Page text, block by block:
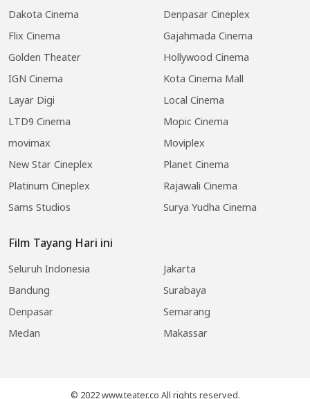
Dakota Cinema
Denpasar Cineplex
Flix Cinema
Gajahmada Cinema
Golden Theater
Hollywood Cinema
IGN Cinema
Kota Cinema Mall
Layar Digi
Local Cinema
LTD9 Cinema
Mopic Cinema
movimax
Moviplex
New Star Cineplex
Planet Cinema
Platinum Cineplex
Rajawali Cinema
Sams Studios
Surya Yudha Cinema
Film Tayang Hari ini
Seluruh Indonesia
Jakarta
Bandung
Surabaya
Denpasar
Semarang
Medan
Makassar
© 2022 www.teater.co All rights reserved.